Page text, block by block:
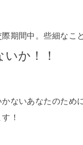
期間中。些細なこ
か！！
ないあなたのため
！